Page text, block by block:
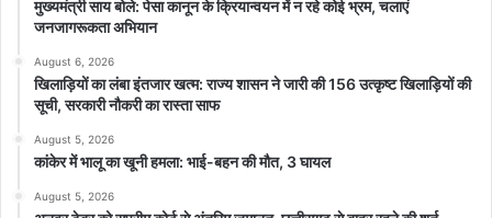
मुख्यमंत्री साय बोले: पेसा कानून के क्रियान्वयन में न रहे कोई भ्रम, चलाएं
जनजागरूकता अभियान
August 6, 2026
खिलाड़ियों का लंबा इंतजार खत्म: राज्य शासन ने जारी की 156 उत्कृष्ट खिलाड़ियों की
सूची, सरकारी नौकरी का रास्ता साफ
August 5, 2026
कांकेर में भालू का खूनी हमला: भाई-बहन की मौत, 3 घायल
August 5, 2026